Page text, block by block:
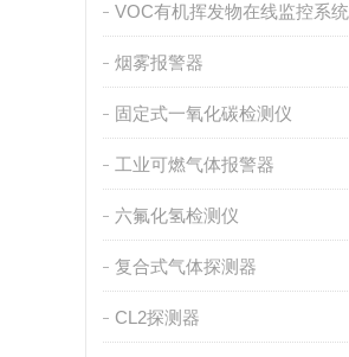
VOC有机挥发物在线监控系统
烟雾报警器
固定式一氧化碳检测仪
工业可燃气体报警器
六氟化氢检测仪
复合式气体探测器
CL2探测器